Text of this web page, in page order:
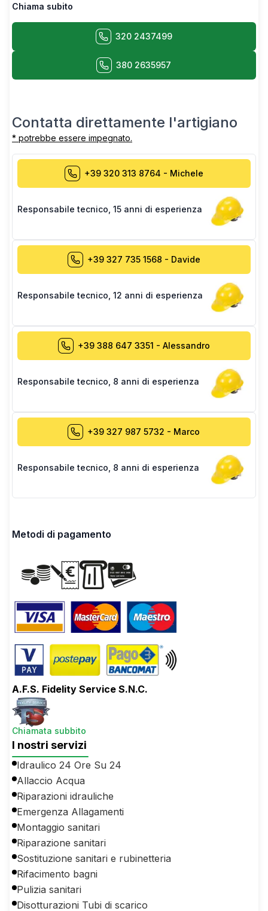
Chiama subito
320 2437499
380 2635957
Contatta direttamente l'artigiano
* potrebbe essere impegnato.
+39 320 313 8764 - Michele
Responsabile tecnico 15 anni di esperienza
+39 327 735 1568 - Davide
Responsabile tecnico 12 anni di esperienza
+39 388 647 3351 - Alessandro
Responsabile tecnico 8 anni di esperienza
+39 327 987 5732 - Marco
Responsabile tecnico 8 anni di esperienza
Metodi di pagamento
A.F.S. Fidelity Service S.N.C.
Chiamata subbito
I nostri servizi
Idraulico 24 Ore Su 24
Allaccio Acqua
Riparazioni idrauliche
Emergenza Allagamenti
Montaggio sanitari
Riparazione sanitari
Sostituzione sanitari e rubinetteria
Rifacimento bagni
Pulizia sanitari
Disotturazioni Tubi di scarico